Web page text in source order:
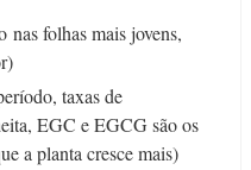
nas folhas mais jovens,
taxas de
EGC e EGCG são os
a planta cresce mais)